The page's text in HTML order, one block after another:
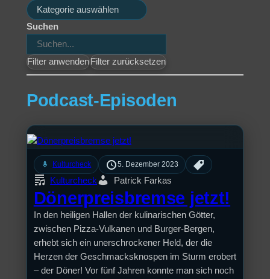
Kategorien
Suchen
Filter anwenden Filter zurücksetzen
Podcast-Episoden
mic Kulturcheck 5. Dezember 2023
Kulturcheck Patrick Farkas
Dönerpreisbremse jetzt!
In den heiligen Hallen der kulinarischen Götter,
zwischen Pizza-Vulkanen und Burger-Bergen,
erhebt sich ein unerschrockener Held, der die
Herzen der Geschmacksknospen im Sturm erobert
– der Döner! Vor fünf Jahren konnte man sich noch